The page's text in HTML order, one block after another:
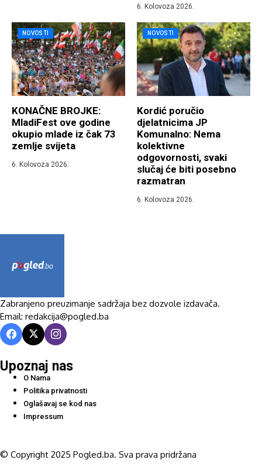
6. Kolovoza 2026.
NOVOSTI
KONAČNE BROJKE:
MladiFest ove godine
okupio mlade iz čak 73
zemlje svijeta
6. Kolovoza 2026.
NOVOSTI
Kordić poručio
djelatnicima JP
Komunalno: Nema
kolektivne
odgovornosti, svaki
slučaj će biti posebno
razmatran
6. Kolovoza 2026.
Zabranjeno preuzimanje sadržaja bez dozvole izdavača.
Email: redakcija@pogled.ba
Upoznaj nas
O Nama
Politika privatnosti
Oglašavaj se kod nas
Impressum
© Copyright 2025 Pogled.ba. Sva prava pridržana